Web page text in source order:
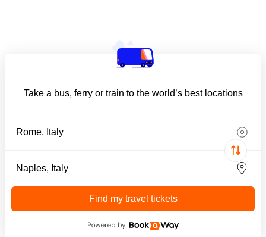
Take a bus, ferry or train to the world’s best locations
Find my travel tickets